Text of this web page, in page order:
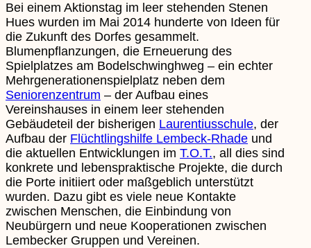
Bei einem Aktionstag im leer stehenden Stenen
Hues wurden im Mai 2014 hunderte von Ideen für
die Zukunft des Dorfes gesammelt.
Blumenpflanzungen, die Erneuerung des
Spielplatzes am Bodelschwinghweg – ein echter
Mehrgenerationenspielplatz neben dem
Seniorenzentrum – der Aufbau eines
Vereinshauses in einem leer stehenden
Gebäudeteil der bisherigen Laurentiusschule, der
Aufbau der Flüchtlingshilfe Lembeck-Rhade und
die aktuellen Entwicklungen im T.O.T., all dies sind
konkrete und lebenspraktische Projekte, die durch
die Porte initiiert oder maßgeblich unterstützt
wurden. Dazu gibt es viele neue Kontakte
zwischen Menschen, die Einbindung von
Neubürgern und neue Kooperationen zwischen
Lembecker Gruppen und Vereinen.